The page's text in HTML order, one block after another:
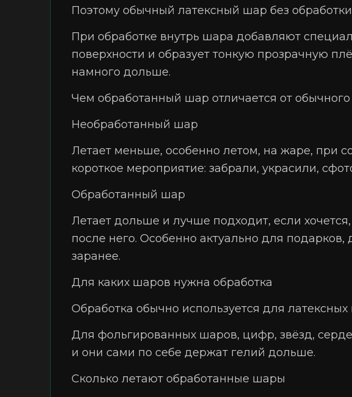
Поэтому обычный латексный шар без
При обработке внутрь шара добавляют
поверхности и образует тонкую прозрачную
намного дольше.
Чем обработанный шар отличается от обычного
Необработанный шар
Летает меньше, особенно летом, на жаре, при
короткое мероприятие: забрали, украсили,
Обработанный шар
Летает дольше и лучше подходит, если
после него. Особенно актуально для
заранее.
Для каких шаров нужна обработка
Обработка обычно используется для
Для фольгированных шаров, цифр, звёзд,
и они сами по себе держат гелий дольше.
Сколько летают обработанные шары